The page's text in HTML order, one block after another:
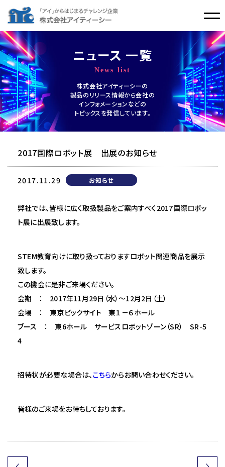
ニュース 一覧
News list
株式会社アイティーシーの
製品のリリース情報から会社の
インフォメーションなどの
トピックスを発信しています。
2017国際ロボット展 出展のお知らせ
2017.11.29 お知らせ
弊社では、皆様に広く取扱製品をご案内すべく2017国際ロボッ
ト展に出展致します。
STEM教育向けに取り扱っておりますロボット関連商品を展示
致します。
この機会に是非ご来場ください。
会期 ： 2017年11月29日（水）～12月2日（土）
会場 ： 東京ビックサイト 東１－６ホール
ブース ： 東6ホール サービスロボットゾーン（SR） SR-5
4
招待状が必要な場合は、こちらからお問い合わせください。
皆様のご来場をお待ちしております。